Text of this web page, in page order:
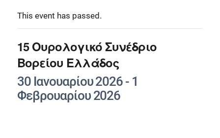
This event has passed.
15 Ουρολογικό Συνέδριο
Βορείου Ελλάδος
30 Ιανουαρίου 2026 - 1
Φεβρουαρίου 2026